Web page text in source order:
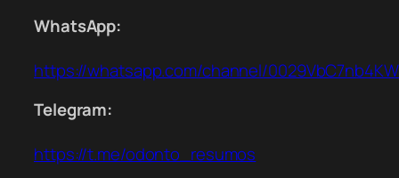
WhatsApp:
https://whatsapp.com/channel/
Telegram:
https://t.me/odonto_resumos